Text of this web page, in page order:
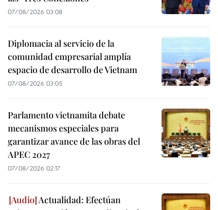
07/08/2026 03:08
Diplomacia al servicio de la
comunidad empresarial amplía
espacio de desarrollo de Vietnam
07/08/2026 03:05
Parlamento vietnamita debate
mecanismos especiales para
garantizar avance de las obras del
APEC 2027
07/08/2026 02:17
Actualidad: Efectúan